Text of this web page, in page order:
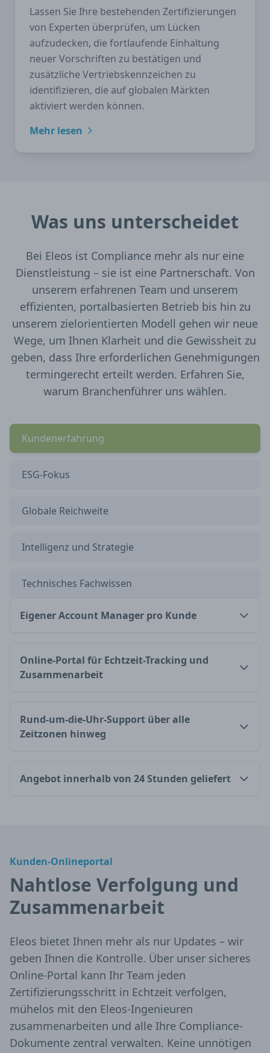
Lassen Sie Ihre bestehenden Zertifizierungen
von Experten überprüfen, um Lücken
aufzudecken, die fortlaufende Einhaltung
neuer Vorschriften zu bestätigen und
zusätzliche Vertriebskennzeichen zu
identifizieren, die auf globalen Märkten
aktiviert werden können.
Mehr lesen
Was uns unterscheidet
Bei Eleos ist Compliance mehr als nur eine
Dienstleistung – sie ist eine Partnerschaft. Von
unserem erfahrenen Team und unserem
effizienten, portalbasierten Betrieb bis hin zu
unserem zielorientierten Modell gehen wir neue
Wege, um Ihnen Klarheit und die Gewissheit zu
geben, dass Ihre erforderlichen Genehmigungen
termingerecht erteilt werden. Erfahren Sie,
warum Branchenführer uns wählen.
Kundenerfahrung
ESG-Fokus
Globale Reichweite
Intelligenz und Strategie
Technisches Fachwissen
Eigener Account Manager pro Kunde
Online-Portal für Echtzeit-Tracking und
Zusammenarbeit
Rund-um-die-Uhr-Support über alle
Zeitzonen hinweg
Angebot innerhalb von 24 Stunden geliefert
Kunden-Onlineportal
Nahtlose Verfolgung und
Zusammenarbeit
Eleos bietet Ihnen mehr als nur Updates – wir
geben Ihnen die Kontrolle. Über unser sicheres
Online-Portal kann Ihr Team jeden
Zertifizierungsschritt in Echtzeit verfolgen,
mühelos mit den Eleos-Ingenieuren
zusammenarbeiten und alle Ihre Compliance-
Dokumente zentral verwalten. Keine unnötigen